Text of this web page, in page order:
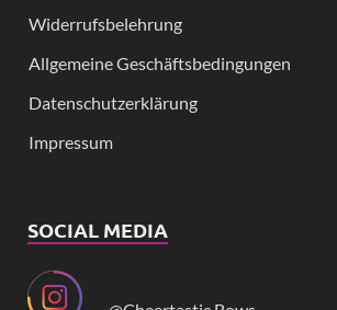
Widerrufsbelehrung
Allgemeine Geschäftsbedingungen
Datenschutzerklärung
Impressum
SOCIAL MEDIA